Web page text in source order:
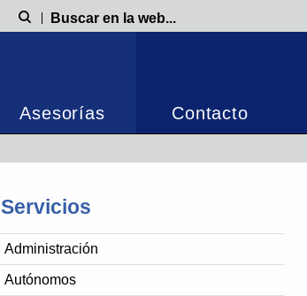
Búsqueda
Asesorías Contacto
Servicios
Administración
Autónomos